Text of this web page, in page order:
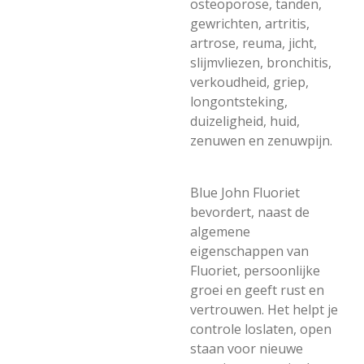
osteoporose, tanden,
gewrichten, artritis,
artrose, reuma, jicht,
slijmvliezen, bronchitis,
verkoudheid, griep,
longontsteking,
duizeligheid, huid,
zenuwen en zenuwpijn.
Blue John Fluoriet
bevordert, naast de
algemene
eigenschappen van
Fluoriet, persoonlijke
groei en geeft rust en
vertrouwen. Het helpt je
controle loslaten, open
staan voor nieuwe